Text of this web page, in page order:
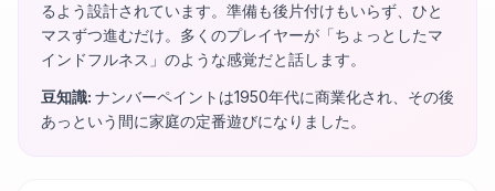
るよう設計されています。準備も後片付けもいらず、ひと
マスずつ進むだけ。多くのプレイヤーが「ちょっとしたマ
インドフルネス」のような感覚だと話します。
豆知識: ナンバーペイントは1950年代に商業化され、その後
あっという間に家庭の定番遊びになりました。